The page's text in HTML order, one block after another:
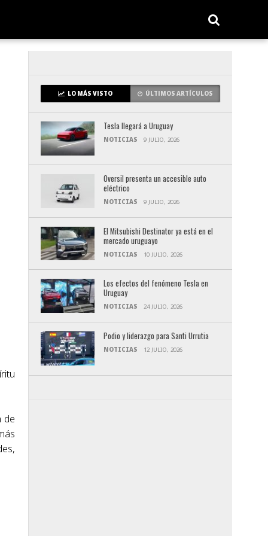
de
LO MÁS VISTO ÚLTIMOS ARTÍCULOS
Tesla llegará a Uruguay
NOTICIAS 9 JULIO, 2026
Oversil presenta un accesible auto
eléctrico
NOTICIAS 9 JULIO, 2026
El Mitsubishi Destinator ya está en el
mercado uruguayo
NOTICIAS 10 JULIO, 2026
Los efectos del fenómeno Tesla en
Uruguay
NOTICIAS 24 JULIO, 2026
Podio y liderazgo para Santi Urrutia
NOTICIAS 12 JULIO, 2026